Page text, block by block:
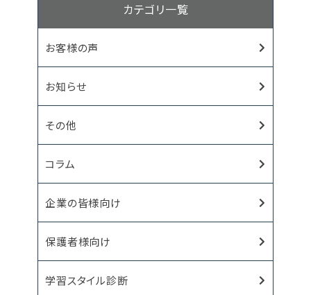
カテゴリ一覧
お客様の声
お知らせ
その他
コラム
企業の皆様向け
保護者様向け
学習スタイル診断